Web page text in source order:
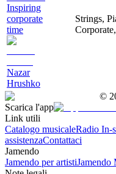
Inspiring
corporate
time
Nazar
Hrushko
Strings,
©
Scarica l'app
Link utili
Catalogo musicaleRadio In-
assistenzaContattaci
Jamendo
Jamendo per artistiJamendo